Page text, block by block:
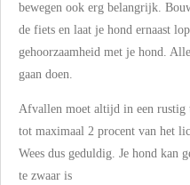
bewegen ook erg belangrijk.
de fiets en laat je hond ernaast
gehoorzaamheid met je hond.
gaan doen.
Afvallen moet altijd in een rustig
tot maximaal 2 procent van het
Wees dus geduldig. Je hond kan
te zwaar is